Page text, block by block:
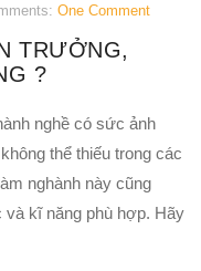
One Comment
TRƯỞNG,
?
nghề có sức ảnh
thể thiếu trong các
nghành này cũng
và kĩ năng phù hợp. Hãy